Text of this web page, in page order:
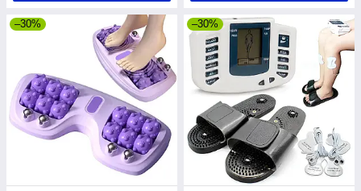
–30% –30%